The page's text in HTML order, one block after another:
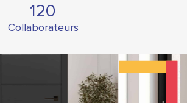
120
Collaborateurs